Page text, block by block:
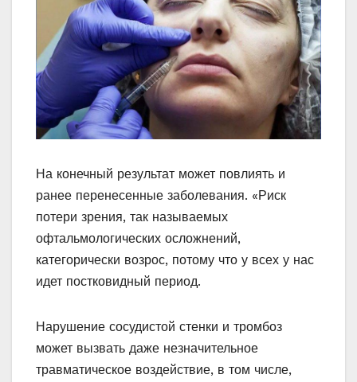
На конечный результат может повлиять и
ранее перенесенные заболевания. «Риск
потери зрения, так называемых
офтальмологических осложнений,
категорически возрос, потому что у всех у нас
идет постковидный период.
Нарушение сосудистой стенки и тромбоз
может вызвать даже незначительное
травматическое воздействие, в том числе,